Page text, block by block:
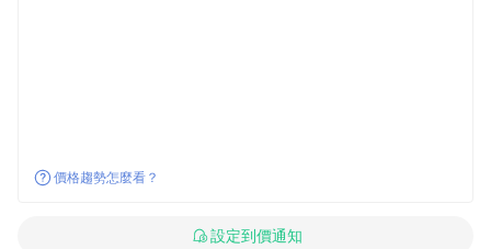
價格趨勢怎麼看？
設定到價通知